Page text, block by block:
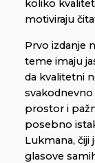
koliko
motiviraju
Prvo izdanje
teme imaju
da kvalitetni
prostor i
posebno
Lukmana,
glasove